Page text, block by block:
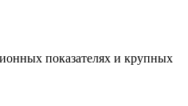
показателях и крупных